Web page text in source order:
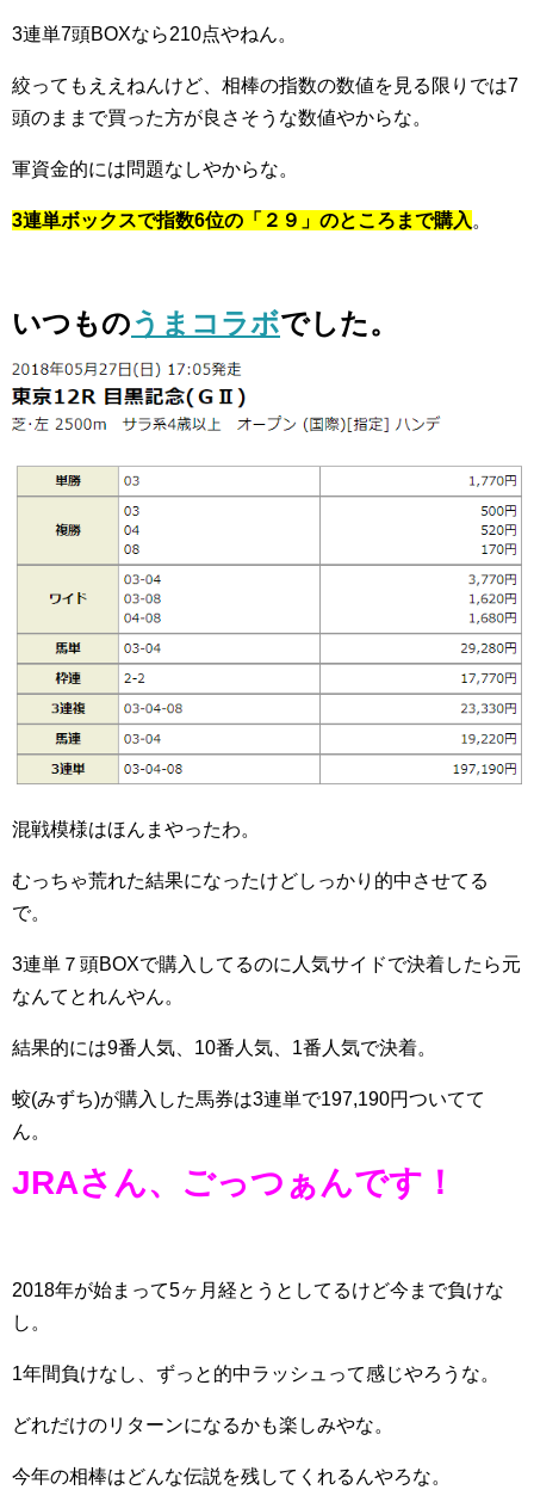
3連単7頭BOXなら210点やねん。
絞ってもええねんけど、相棒の指数の数値を見る限りでは7
頭のままで買った方が良さそうな数値やからな。
軍資金的には問題なしやからな。
3連単ボックスで指数6位の「２９」のところまで購入 。
いつものうまコラボでした。
混戦模様はほんまやったわ。
むっちゃ荒れた結果になったけどしっかり的中させてる
で。
3連単７頭BOXで購入してるのに人気サイドで決着したら元
なんてとれんやん。
結果的には9番人気、10番人気、1番人気で決着。
蛟(みずち)が購入した馬券は3連単で197,190円ついてて
ん。
JRAさん、ごっつぁんです！
2018年が始まって5ヶ月経とうとしてるけど今まで負けな
し。
1年間負けなし、ずっと的中ラッシュって感じやろうな。
どれだけのリターンになるかも楽しみやな。
今年の相棒はどんな伝説を残してくれるんやろな。